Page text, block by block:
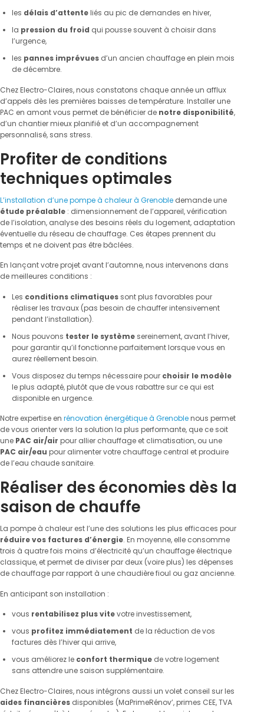
les délais d’attenteliés au pic de demandes en hiver,
la pression du froid qui pousse souvent à choisir dans
l’urgence,
les pannes imprévues d’un ancien chauffage en plein mois
de décembre.
Chez Electro-Claires, nous constatons chaque année un afflux
d’appels dès les premières baisses de température. Installer une
PAC en amont vous permet de bénéficier de notre disponibilité,
d’un chantier mieux planifié et d’un accompagnement
personnalisé, sans stress.
Profiter de conditions
techniques optimales
L’installation d’une pompe à chaleur à Grenoble demande une
étude préalable : dimensionnement de l’appareil, vérification
de l’isolation, analyse des besoins réels du logement, adaptation
éventuelle du réseau de chauffage. Ces étapes prennent du
temps et ne doivent pas être bâclées.
En lançant votre projet avant l’automne, nous intervenons dans
de meilleures conditions :
Les conditions climatiques sont plus favorables pour
réaliser les travaux (pas besoin de chauffer intensivement
pendant l’installation).
Nous pouvons tester le système sereinement, avant l’hiver,
pour garantir qu’il fonctionne parfaitement lorsque vous en
aurez réellement besoin.
Vous disposez du temps nécessaire pour choisir le modèle
le plus adapté, plutôt que de vous rabattre sur ce qui est
disponible en urgence.
Notre expertise en rénovation énergétique à Grenoblenous permet
de vous orienter vers la solution la plus performante, que ce soit
une PAC air/air pour allier chauffage et climatisation, ou une
PAC air/eau pour alimenter votre chauffage central et produire
de l’eau chaude sanitaire.
Réaliser des économies dès la
saison de chauffe
La pompe à chaleur est l’une des solutions les plus efficaces pour
réduire vos factures d’énergie. En moyenne, elle consomme
trois à quatre fois moins d’électricité qu’un chauffage électrique
classique, et permet de diviser par deux (voire plus) les dépenses
de chauffage par rapport à une chaudière fioul ou gaz ancienne.
En anticipant son installation :
vous rentabilisez plus vitevotre investissement,
vous profitez immédiatement de la réduction de vos
factures dès l’hiver qui arrive,
vous améliorez le confort thermique de votre logement
sans attendre une saison supplémentaire.
Chez Electro-Claires, nous intégrons aussi un volet conseil sur les
aides financières disponibles (MaPrimeRénov’, primes CEE, TVA